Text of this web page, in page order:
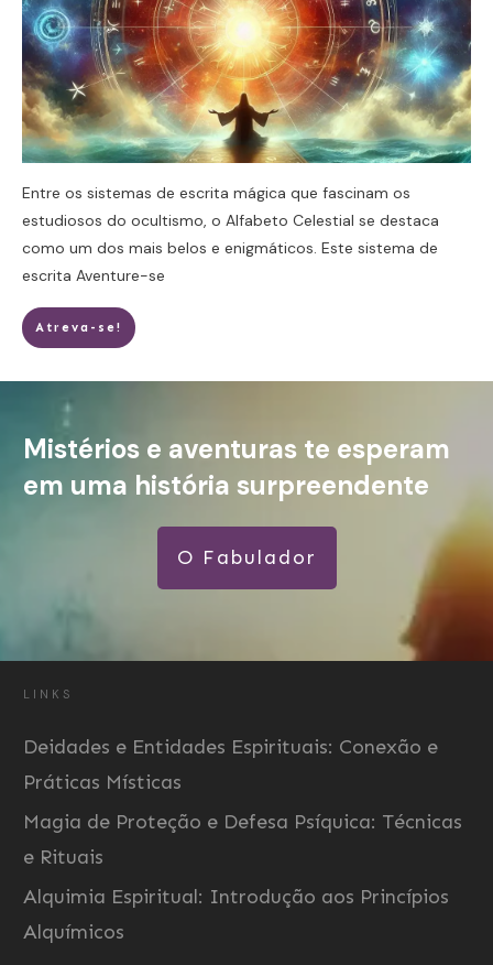
Entre os sistemas de escrita mágica que fascinam os
estudiosos do ocultismo, o Alfabeto Celestial se destaca
como um dos mais belos e enigmáticos. Este sistema de
escrita Aventure-se
Atreva-se!
Mistérios e aventuras te esperam
em uma história surpreendente
O Fabulador
LINKS
Deidades e Entidades Espirituais: Conexão e
Práticas Místicas
Magia de Proteção e Defesa Psíquica: Técnicas
e Rituais
Alquimia Espiritual: Introdução aos Princípios
Alquímicos